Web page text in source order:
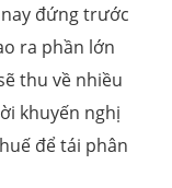
đứng trước
ra phần lớn
thu về nhiều
khuyến nghị
để tái phân